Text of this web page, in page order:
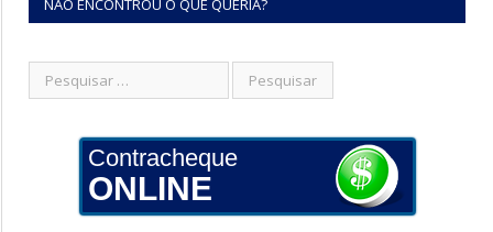
NÃO ENCONTROU O QUE QUERIA?
Contracheque
ONLINE